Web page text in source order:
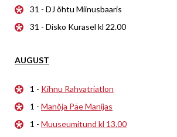
31 - DJ õhtu Miinusbaaris
31 - Disko Kurasel kl 22.00
AUGUST
1 - Kihnu Rahvatriatlon
1 - Manõja Päe Manijas
1 - Muuseumitund kl 13.00